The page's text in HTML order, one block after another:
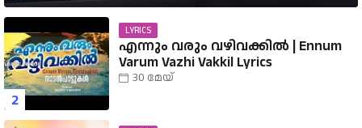
LYRICS
എന്നും വരും വഴിവക്കിൽ | Ennum
Varum Vazhi Vakkil Lyrics
30 മേയ്